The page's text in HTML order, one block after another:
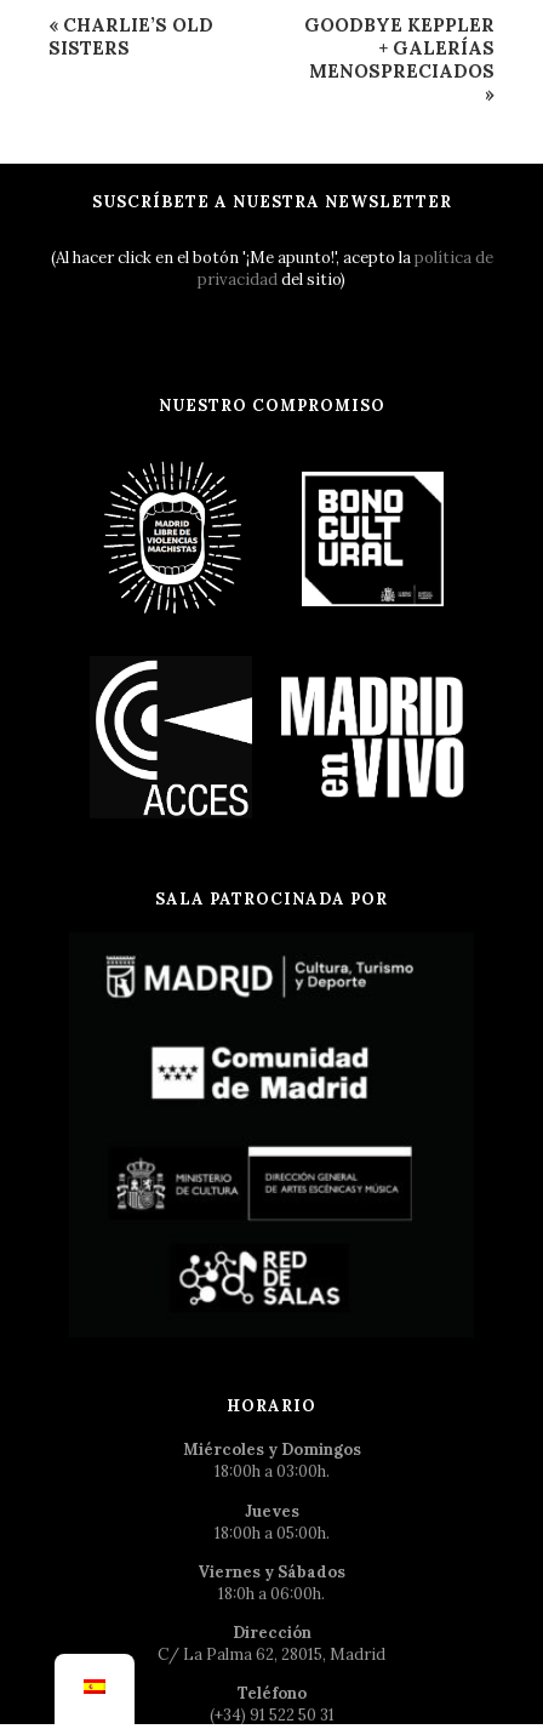
Navegación
del
« CHARLIE’S OLD
SISTERS
GOODBYE KEPPLER
+ GALERÍAS
MENOSPRECIADOS
»
SUSCRÍBETE A NUESTRA NEWSLETTER
(Al hacer click en el botón '¡Me apunto!', acepto lapolítica de
privacidaddel sitio)
NUESTRO COMPROMISO
SALA PATROCINADA POR
HORARIO
Miércoles y Domingos
18:00h a 03:00h.
Jueves
18:00h a 05:00h.
Viernes y Sábados
18:0h a 06:00h.
Dirección
C/ La Palma 62, 28015, Madrid
Teléfono
(+34) 91 522 50 31